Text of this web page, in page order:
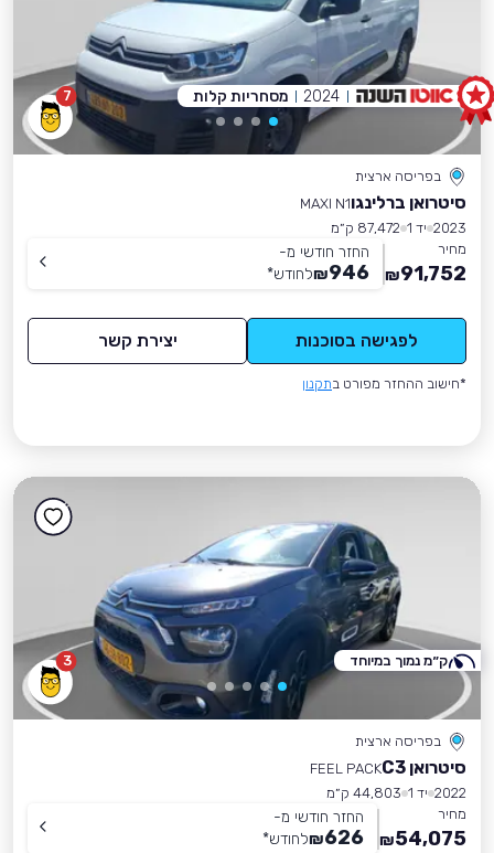
7
בפריסה ארצית
סיטרואן ברלינגוMAXI N1
2023 יד 1
87,472 ק״מ
מחיר
91,752
₪
החזר חודשי מ-
946
₪לחודש*
לפגישה בסוכנות יצירת קשר
*חישוב ההחזר מפורט בתקנון
2024 מסחריות קלות
3
בפריסה ארצית
סיטרואן C3
FEEL PACK
2022 יד 1
44,803 ק״מ
מחיר
54,075
₪
החזר חודשי מ-
626
₪לחודש*
ק״מ נמוך במיוחד